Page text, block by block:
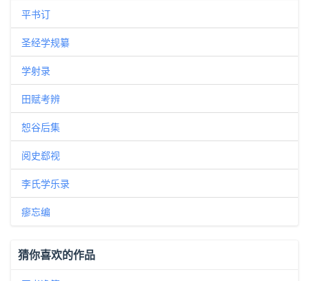
平书订
圣经学规纂
学射录
田赋考辨
恕谷后集
阅史郄视
李氏学乐录
瘳忘编
猜你喜欢的作品